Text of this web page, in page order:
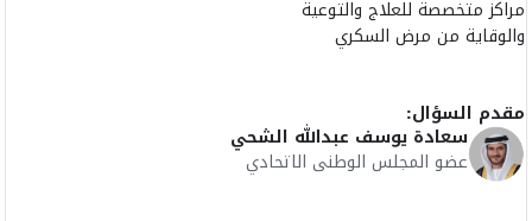
مراكز متخصصة للعلاج والتوعية
والوقاية من مرض السكري
مقدم السؤال:
سعادة يوسف عبدالله الشحي
عضو المجلس الوطنى الاتحادي